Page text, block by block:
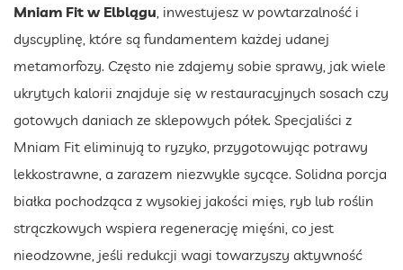
Mniam Fit w Elblągu, inwestujesz w powtarzalność i
dyscyplinę, które są fundamentem każdej udanej
metamorfozy. Często nie zdajemy sobie sprawy, jak wiele
ukrytych kalorii znajduje się w restauracyjnych sosach czy
gotowych daniach ze sklepowych półek. Specjaliści z
Mniam Fit eliminują to ryzyko, przygotowując potrawy
lekkostrawne, a zarazem niezwykle sycące. Solidna porcja
białka pochodząca z wysokiej jakości mięs, ryb lub roślin
strączkowych wspiera regenerację mięśni, co jest
nieodzowne, jeśli redukcji wagi towarzyszy aktywność